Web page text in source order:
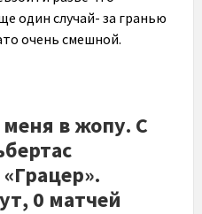
один случай- за гранью
очень смешной.
в жопу. С
0 матчей